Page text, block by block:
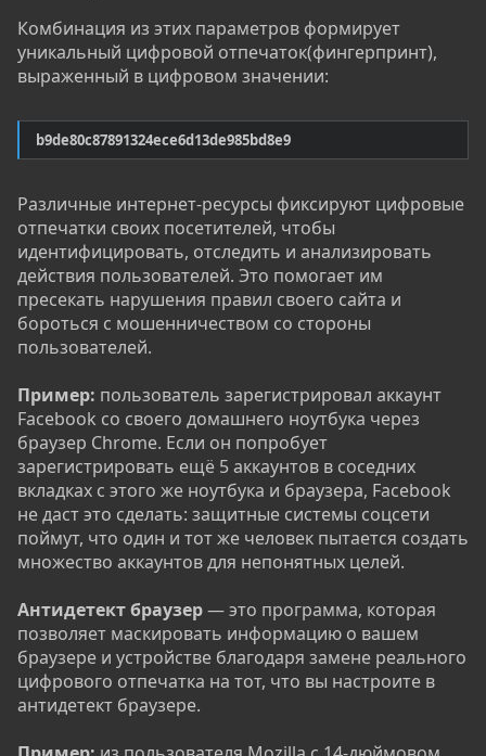
Комбинация из этих параметров формирует
уникальный цифровой отпечаток(фингерпринт),
выраженный в цифровом значении:
b9de80c87891324ece6d13de985bd8e9
Различные интернет-ресурсы фиксируют цифровые
отпечатки своих посетителей, чтобы
идентифицировать, отследить и анализировать
действия пользователей. Это помогает им
пресекать нарушения правил своего сайта и
бороться с мошенничеством со стороны
пользователей.
Пример: пользователь зарегистрировал аккаунт
Facebook со своего домашнего ноутбука через
браузер Chrome. Если он попробует
зарегистрировать ещё 5 аккаунтов в соседних
вкладках с этого же ноутбука и браузера, Facebook
не даст это сделать: защитные системы соцсети
поймут, что один и тот же человек пытается создать
множество аккаунтов для непонятных целей.
Антидетект браузер— это программа, которая
позволяет маскировать информацию о вашем
браузере и устройстве благодаря замене реального
цифрового отпечатка на тот, что вы настроите в
антидетект браузере.